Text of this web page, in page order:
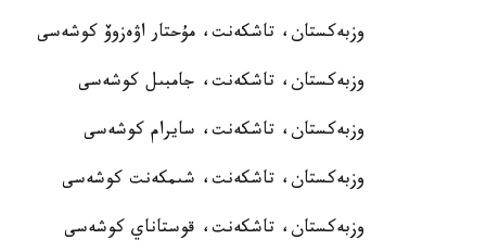
وزبەكستان، تاشكەنت، مۇحتار اۋەزوۆ كوشەسى
وزبەكستان، تاشكەنت، جامبىل كوشەسى
وزبەكستان، تاشكەنت، سايرام كوشەسى
وزبەكستان، تاشكەنت، شىمكەنت كوشەسى
وزبەكستان، تاشكەنت، قوستاناي كوشەسى